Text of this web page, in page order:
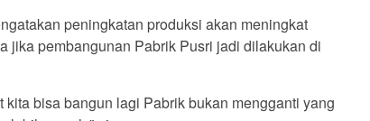
peningkatan produksi akan meningkat
jika pembangunan Pabrik Pusri jadi dilakukan di
kita bisa bangun lagi Pabrik bukan mengganti yang